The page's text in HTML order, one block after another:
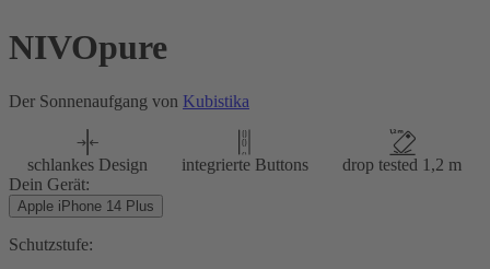
NIVOpure
Der Sonnenaufgang von Kubistika
schlankes Design integrierte Buttons
drop tested 1,2 m
Dein Gerät:
Apple iPhone 14 Plus
Schutzstufe: